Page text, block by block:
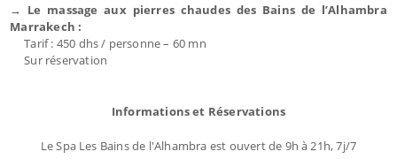
→ Le massage aux pierres chaudes des Bains de l’Alhambra
Marrakech :
Tarif : 450 dhs / personne – 60 mn
Sur réservation
Informations et Réservations
Le Spa Les Bains de l'Alhambra est ouvert de 9h à 21h, 7j/7